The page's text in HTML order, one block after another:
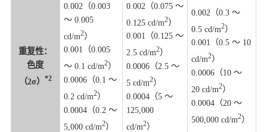
重复性：
色度
（2σ） *2
0.002（0.003
～ 0.005
cd/m2）
0.001（0.005
～ 0.1 cd/m2）
0.0006（0.1 ～
0.2 cd/m2）
0.0004（0.2 ～
5,000 cd/m2）
0.002（0.075 ～
0.125 cd/m2）
0.001（0.125 ～
2.5 cd/m2）
0.0006（2.5 ～
5 cd/m2）
0.0004（5 ～
125,000
cd/m2）
0.002（0.3 ～
0.5 cd/m2）
0.001（0.5 ～ 10
cd/m2）
0.0006（10 ～
20 cd/m2）
0.0004（20 ～
500,000 cd/m2）